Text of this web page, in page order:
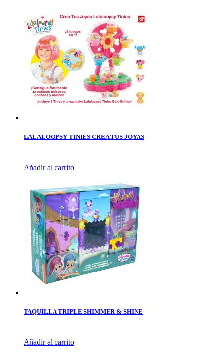
LALALOOPSY TINIES CREA TUS JOYAS
Añadir al carrito
TAQUILLA TRIPLE SHIMMER & SHINE
Añadir al carrito